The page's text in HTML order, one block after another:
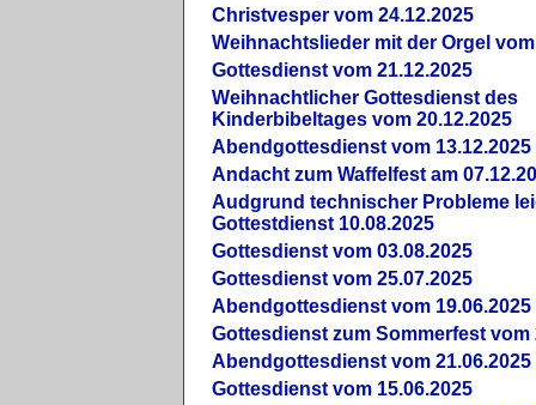
Christvesper vom 24.12.2025
Weihnachtslieder mit der Orgel vom
Gottesdienst vom 21.12.2025
Weihnachtlicher Gottesdienst des
Kinderbibeltages vom 20.12.2025
Abendgottesdienst vom 13.12.2025
Andacht zum Waffelfest am
Audgrund technischer Probleme
Gottestdienst 10.08.2025
Gottesdienst vom 03.08.2025
Gottesdienst vom 25.07.2025
Abendgottesdienst vom 19.06.2025
Gottesdienst zum Sommerfest vom
Abendgottesdienst vom 21.06.2025
Gottesdienst vom 15.06.2025